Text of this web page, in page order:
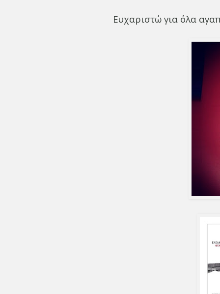
Ευχαριστώ για όλα